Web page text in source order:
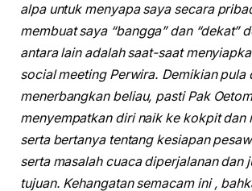
alpa untuk menyapa saya secara
membuat saya “bangga” dan “dekat”
antara lain adalah saat-saat
social meeting Perwira. Demikian pula
menerbangkan beliau, pasti Pak
menyempatkan diri naik ke kokpit dan
serta bertanya tentang kesiapan
serta masalah cuaca diperjalanan dan
tujuan. Kehangatan semacam ini ,